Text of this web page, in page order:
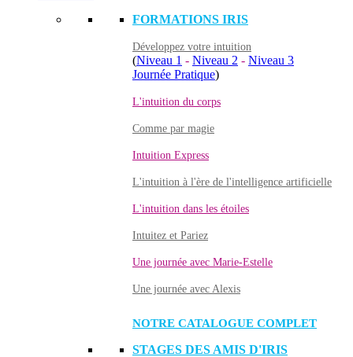
FORMATIONS IRIS
Développez votre intuition
(Niveau 1 - Niveau 2 - Niveau 3
Journée Pratique)
L'intuition du corps
Comme par magie
Intuition Express
L'intuition à l'ère de l'intelligence artificielle
L'intuition dans les étoiles
Intuitez et Pariez
Une journée avec Marie-Estelle
Une journée avec Alexis
NOTRE CATALOGUE COMPLET
STAGES DES AMIS D'IRIS